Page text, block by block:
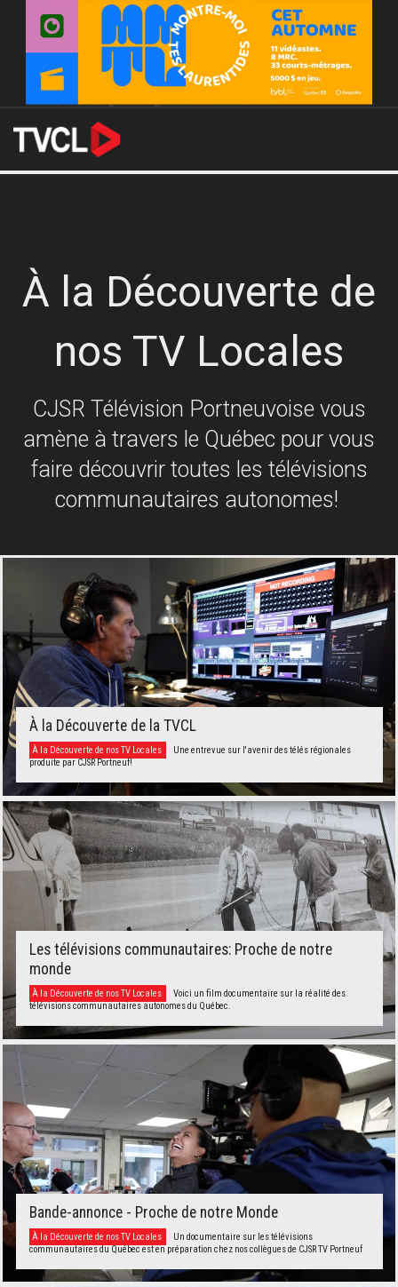
À la Découverte de
nos TV Locales
CJSR Télévision Portneuvoise vous
amène à travers le Québec pour vous
faire découvrir toutes les télévisions
communautaires autonomes!
À la Découverte de la TVCL
À la Découverte de nos TV Locales
Une entrevue sur l'avenir des télés régionales
produite par CJSR Portneuf!
Les télévisions communautaires: Proche de notre
monde
À la Découverte de nos TV Locales
Voici un film documentaire sur la réalité des
télévisions communautaires autonomes du Québec.
Bande-annonce - Proche de notre Monde
À la Découverte de nos TV Locales
Un documentaire sur les télévisions
communautaires du Québec est en préparation chez nos collègues de CJSR TV Portneuf